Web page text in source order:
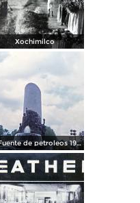
Xochimilco
La Fuente de petroleos 1950.